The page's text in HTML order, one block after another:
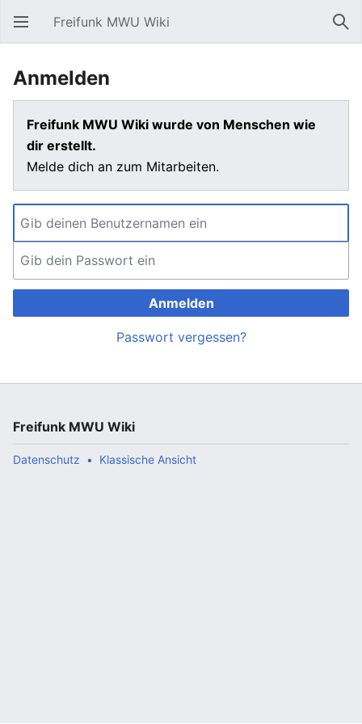
Hauptmenü öffnen Freifunk MWU Wiki
Anmelden
Freifunk MWU Wiki wurde von Menschen wie
dir erstellt.
Melde dich an zum Mitarbeiten.
Anmelden
Passwort vergessen?
Freifunk MWU Wiki
Datenschutz Klassische Ansicht